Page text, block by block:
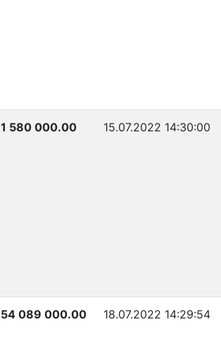
1 580 000.00 15.07.2022 14:30:00
54 089 000.00 18.07.2022 14:29:54